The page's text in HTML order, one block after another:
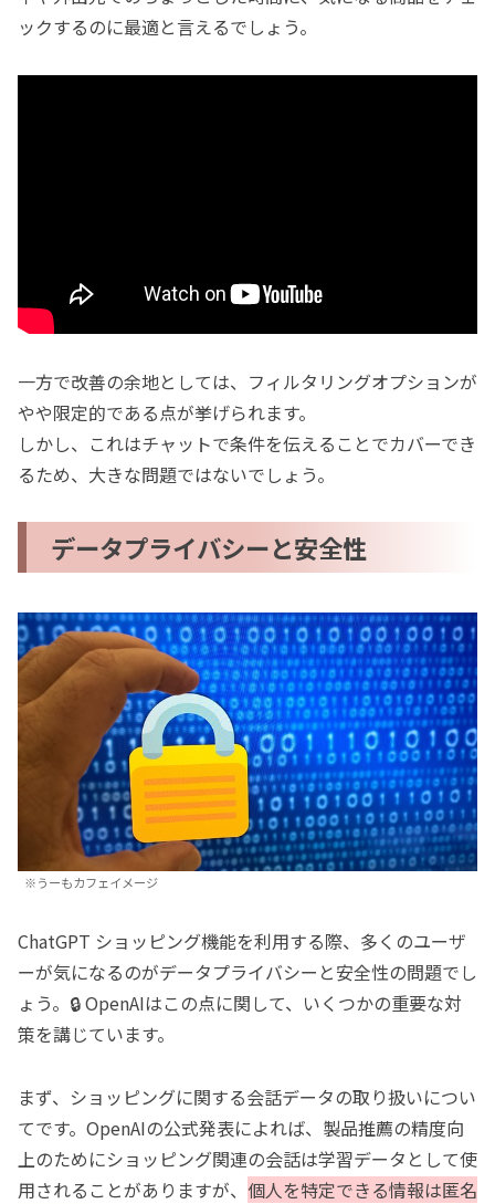
ックするのに最適と言えるでしょう。
一方で改善の余地としては、フィルタリングオプションが
やや限定的である点が挙げられます。
しかし、これはチャットで条件を伝えることでカバーでき
るため、大きな問題ではないでしょう。
データプライバシーと安全性
※うーもカフェイメージ
ChatGPT ショッピング機能を利用する際、多くのユーザ
ーが気になるのがデータプライバシーと安全性の問題でし
ょう。🔒 OpenAIはこの点に関して、いくつかの重要な対
策を講じています。
まず、ショッピングに関する会話データの取り扱いについ
てです。OpenAIの公式発表によれば、製品推薦の精度向
上のためにショッピング関連の会話は学習データとして使
用されることがありますが、 個人を特定できる情報は匿名